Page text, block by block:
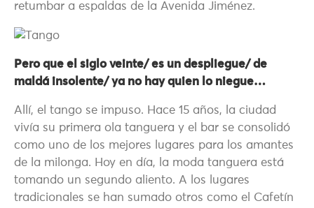
retumbar a espaldas de la Avenida Jiménez.
Pero que el siglo veinte/ es un despliegue/ de
maldá insolente/ ya no hay quien lo niegue…
Allí, el tango se impuso. Hace 15 años, la ciudad
vivía su primera ola tanguera y el bar se consolidó
como uno de los mejores lugares para los amantes
de la milonga. Hoy en día, la moda tanguera está
tomando un segundo aliento. A los lugares
tradicionales se han sumado otros como el Cafetín